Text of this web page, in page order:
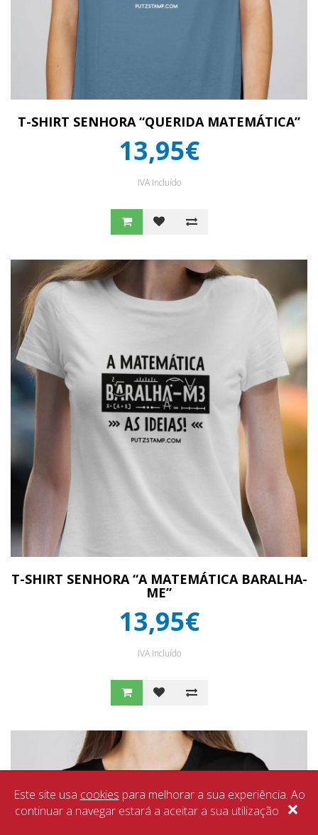
T-SHIRT SENHORA “QUERIDA MATEMÁTICA”
13,95€
IVA Incluído
T-SHIRT SENHORA “A MATEMÁTICA BARALHA-
ME”
13,95€
IVA Incluído
Este site usa cookies para melhorar a sua experiência. Ao
continuar a navegar estará a aceitar a sua utilização ×